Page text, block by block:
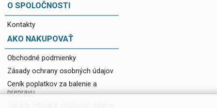
O SPOLOČNOSTI
Kontakty
AKO NAKUPOVAŤ
Obchodné podmienky
Zásady ochrany osobných údajov
Ceník poplatkov za balenie a
prepravu